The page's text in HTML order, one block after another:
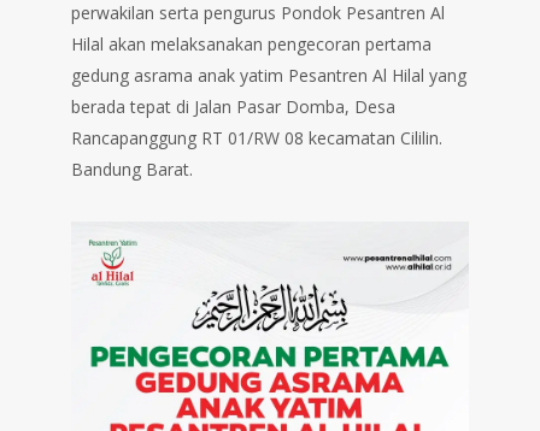
perwakilan serta pengurus Pondok Pesantren Al
Hilal akan melaksanakan pengecoran pertama
gedung asrama anak yatim Pesantren Al Hilal yang
berada tepat di Jalan Pasar Domba, Desa
Rancapanggung RT 01/RW 08 kecamatan Cililin.
Bandung Barat.